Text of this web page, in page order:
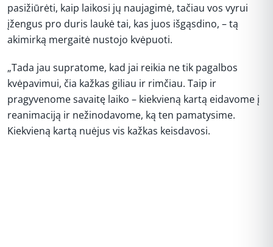
pasižiūrėti, kaip laikosi jų naujagimė, tačiau vos vyrui
įžengus pro duris laukė tai, kas juos išgąsdino, – tą
akimirką mergaitė nustojo kvėpuoti.
„Tada jau supratome, kad jai reikia ne tik pagalbos
kvėpavimui, čia kažkas giliau ir rimčiau. Taip ir
pragyvenome savaitę laiko – kiekvieną kartą eidavome į
reanimaciją ir nežinodavome, ką ten pamatysime.
Kiekvieną kartą nuėjus vis kažkas keisdavosi.